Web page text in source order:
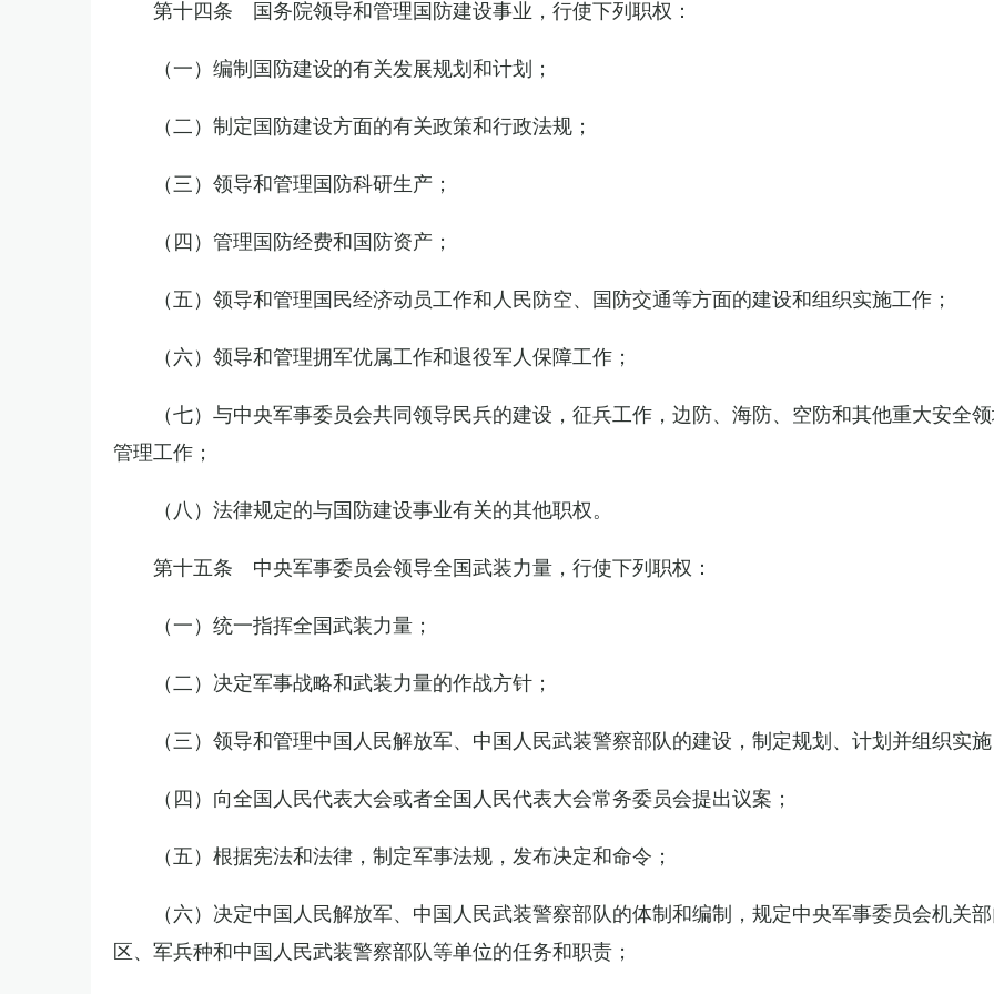
第十四条 国务院领导和管理国防建设事业，行使下列职权：
（一）编制国防建设的有关发展规划和计划；
（二）制定国防建设方面的有关政策和行政法规；
（三）领导和管理国防科研生产；
（四）管理国防经费和国防资产；
（五）领导和管理国民经济动员工作和人民防空、国防交通等方面的建设和组织实施工作；
（六）领导和管理拥军优属工作和退役军人保障工作；
（七）与中央军事委员会共同领导民兵的建设，征兵工作，边防、海防、空防和其他重大安全
管理工作；
（八）法律规定的与国防建设事业有关的其他职权。
第十五条 中央军事委员会领导全国武装力量，行使下列职权：
（一）统一指挥全国武装力量；
（二）决定军事战略和武装力量的作战方针；
（三）领导和管理中国人民解放军、中国人民武装警察部队的建设，制定规划、计划并组织实
（四）向全国人民代表大会或者全国人民代表大会常务委员会提出议案；
（五）根据宪法和法律，制定军事法规，发布决定和命令；
（六）决定中国人民解放军、中国人民武装警察部队的体制和编制，规定中央军事委员会机关
区、军兵种和中国人民武装警察部队等单位的任务和职责；